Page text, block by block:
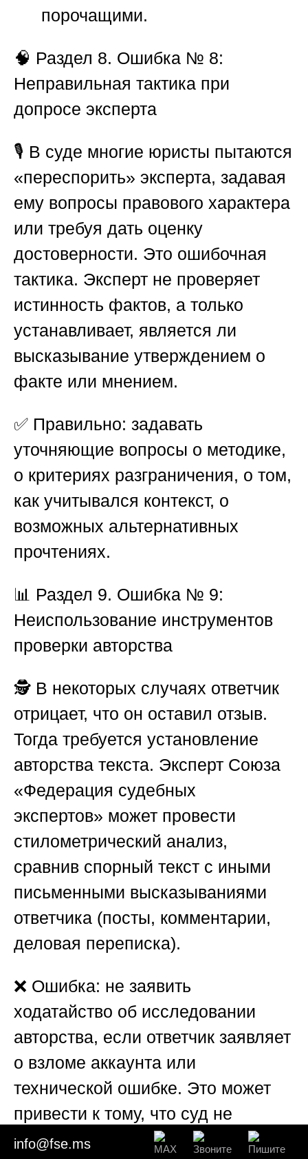
порочащими.
🧠 Раздел 8. Ошибка № 8:
Неправильная тактика при
допросе эксперта
🎙️ В суде многие юристы пытаются
«переспорить» эксперта, задавая
ему вопросы правового характера
или требуя дать оценку
достоверности. Это ошибочная
тактика. Эксперт не проверяет
истинность фактов, а только
устанавливает, является ли
высказывание утверждением о
факте или мнением.
✅ Правильно: задавать
уточняющие вопросы о методике,
о критериях разграничения, о том,
как учитывался контекст, о
возможных альтернативных
прочтениях.
📊 Раздел 9. Ошибка № 9:
Неиспользование инструментов
проверки авторства
🕵️ В некоторых случаях ответчик
отрицает, что он оставил отзыв.
Тогда требуется установление
авторства текста. Эксперт Союза
«Федерация судебных
экспертов» может провести
стилометрический анализ,
сравнив спорный текст с иными
письменными высказываниями
ответчика (посты, комментарии,
деловая переписка).
❌ Ошибка: не заявить
ходатайство об исследовании
авторства, если ответчик заявляет
о взломе аккаунта или
технической ошибке. Это может
привести к тому, что суд не
назначит экспертизу, и иск
info@fse.ms